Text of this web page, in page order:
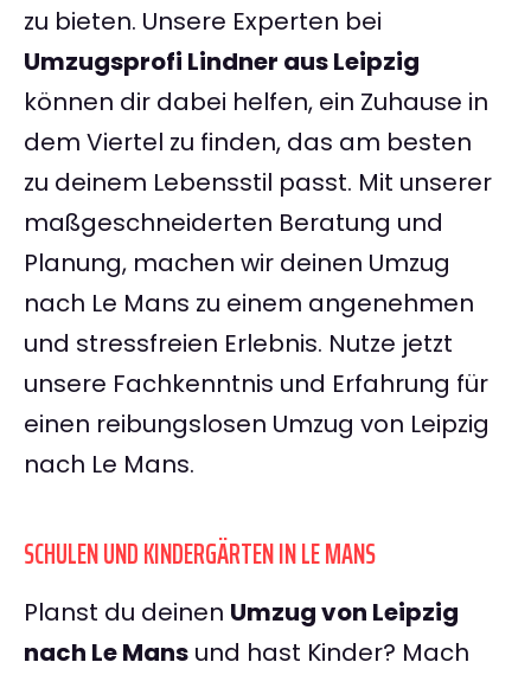
zu bieten. Unsere Experten bei
Umzugsprofi Lindner aus Leipzig
können dir dabei helfen, ein Zuhause in
dem Viertel zu finden, das am besten
zu deinem Lebensstil passt. Mit unserer
maßgeschneiderten Beratung und
Planung, machen wir deinen Umzug
nach Le Mans zu einem angenehmen
und stressfreien Erlebnis. Nutze jetzt
unsere Fachkenntnis und Erfahrung für
einen reibungslosen Umzug von Leipzig
nach Le Mans.
SCHULEN UND KINDERGÄRTEN IN LE MANS
Planst du deinen Umzug von Leipzig
nach Le Mans und hast Kinder? Mach